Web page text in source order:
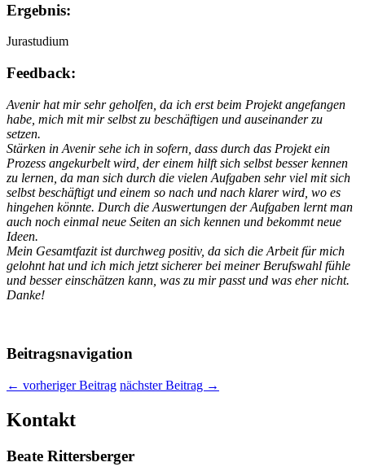
Ergebnis:
Jurastudium
Feedback:
Avenir hat mir sehr geholfen, da ich erst beim Projekt angefangen
habe, mich mit mir selbst zu beschäftigen und auseinander zu
setzen.
Stärken in Avenir sehe ich in sofern, dass durch das Projekt ein
Prozess angekurbelt wird, der einem hilft sich selbst besser kennen
zu lernen, da man sich durch die vielen Aufgaben sehr viel mit sich
selbst beschäftigt und einem so nach und nach klarer wird, wo es
hingehen könnte. Durch die Auswertungen der Aufgaben lernt man
auch noch einmal neue Seiten an sich kennen und bekommt neue
Ideen.
Mein Gesamtfazit ist durchweg positiv, da sich die Arbeit für mich
gelohnt hat und ich mich jetzt sicherer bei meiner Berufswahl fühle
und besser einschätzen kann, was zu mir passt und was eher nicht.
Danke!
Beitragsnavigation
← vorheriger Beitrag nächster Beitrag →
Kontakt
Beate Rittersberger